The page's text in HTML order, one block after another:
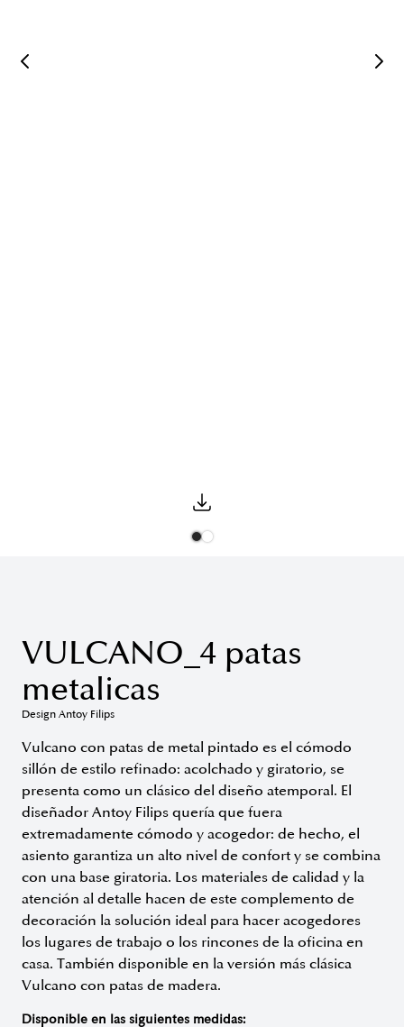
VULCANO_4 patas
metalicas
Design Antoy Filips
Vulcano con patas de metal pintado es el cómodo
sillón de estilo refinado: acolchado y giratorio, se
presenta como un clásico del diseño atemporal. El
diseñador Antoy Filips quería que fuera
extremadamente cómodo y acogedor: de hecho, el
asiento garantiza un alto nivel de confort y se combina
con una base giratoria. Los materiales de calidad y la
atención al detalle hacen de este complemento de
decoración la solución ideal para hacer acogedores
los lugares de trabajo o los rincones de la oficina en
casa. También disponible en la versión más clásica
Vulcano con patas de madera.
Disponible en las siguientes medidas: